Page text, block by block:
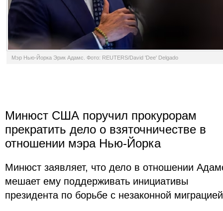
Мэр Нью-Йорка Эрик Адамс. Фото: REUTERS/David 'Dee' Delgado
Минюст США поручил прокурорам
прекратить дело о взяточничестве в
отношении мэра Нью-Йорка
Минюст заявляет, что дело в отношении
мешает ему поддерживать инициативы
президента по борьбе с незаконной миграцией